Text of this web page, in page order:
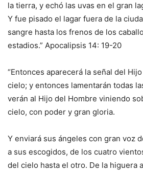
la tierra, y echó las uvas en el gran
Y fue pisado el lagar fuera de la
sangre hasta los frenos de los
estadios.” Apocalipsis 14: 19-20
“Entonces aparecerá la señal del
cielo; y entonces lamentarán todas
verán al Hijo del Hombre viniendo
cielo, con poder y gran gloria.
Y enviará sus ángeles con gran voz
a sus escogidos, de los cuatro
del cielo hasta el otro. De la higuera